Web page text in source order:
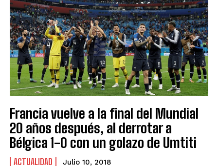
Francia vuelve a la final del Mundial
20 años después, al derrotar a
Bélgica 1-0 con un golazo de Umtiti
ACTUALIDAD Julio 10, 2018